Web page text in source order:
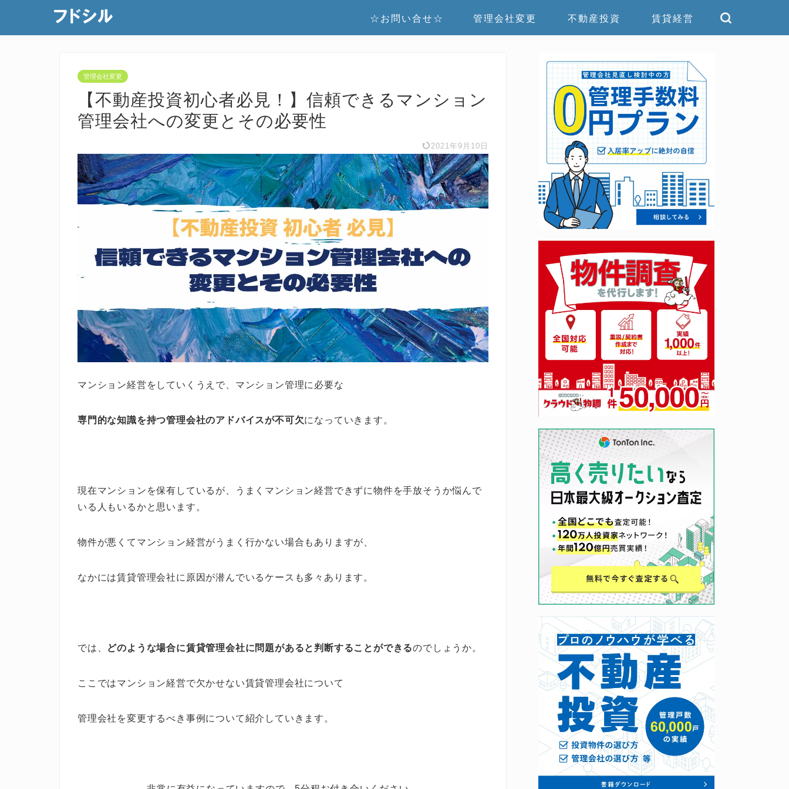
☆お問い合せ☆ 管理会社変更 不動産投資 賃貸経営
管理会社変更
【不動産投資初心者必見！】信頼できるマンション
管理会社への変更とその必要性
2021年9月10日
マンション経営をしていくうえで、マンション管理に必要な
専門的な知識を持つ管理会社のアドバイスが不可欠になっていきます。
現在マンションを保有しているが、うまくマンション経営できずに物件を手放そうか悩んで
いる人もいるかと思います。
物件が悪くてマンション経営がうまく行かない場合もありますが、
なかには賃貸管理会社に原因が潜んでいるケースも多々あります。
では、 どのような場合に賃貸管理会社に問題があると判断することができるのでしょうか。
ここではマンション経営で欠かせない賃貸管理会社について
管理会社を変更するべき事例について紹介していきます。